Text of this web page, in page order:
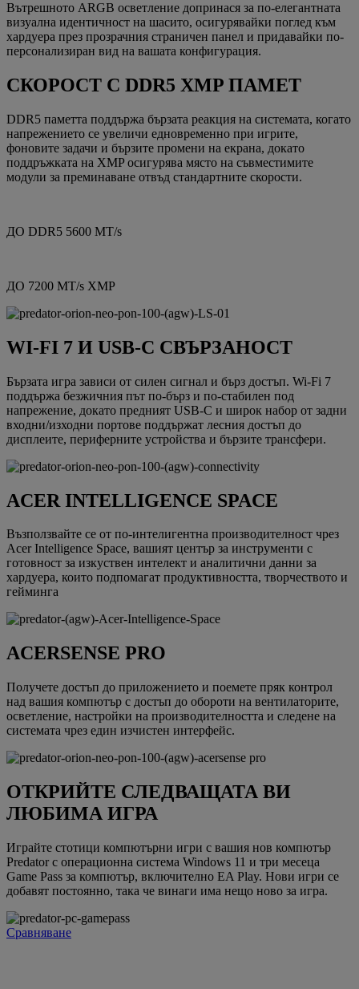
Вътрешното ARGB осветление допринася за по-елегантната
визуална идентичност на шасито, осигурявайки поглед към
хардуера през прозрачния страничен панел и придавайки по-
персонализиран вид на вашата конфигурация.
СКОРОСТ С DDR5 XMP ПАМЕТ
DDR5 паметта поддържа бързата реакция на системата, когато
напрежението се увеличи едновременно при игрите,
фоновите задачи и бързите промени на екрана, докато
поддръжката на XMP осигурява място на съвместимите
модули за преминаване отвъд стандартните скорости.
ДО DDR5 5600 MT/s
ДО 7200 MT/s XMP
WI-FI 7 И USB-C СВЪРЗАНОСТ
Бързата игра зависи от силен сигнал и бърз достъп. Wi-Fi 7
поддържа безжичния път по-бърз и по-стабилен под
напрежение, докато предният USB-C и широк набор от задни
входни/изходни портове поддържат лесния достъп до
дисплеите, периферните устройства и бързите трансфери.
ACER INTELLIGENCE SPACE
Възползвайте се от по-интелигентна производителност чрез
Acer Intelligence Space, вашият център за инструменти с
готовност за изкуствен интелект и аналитични данни за
хардуера, които подпомагат продуктивността, творчеството и
гейминга
ACERSENSE PRO
Получете достъп до приложението и поемете пряк контрол
над вашия компютър с достъп до обороти на вентилаторите,
осветление, настройки на производителността и следене на
системата чрез един изчистен интерфейс.
ОТКРИЙТЕ СЛЕДВАЩАТА ВИ
ЛЮБИМА ИГРА
Играйте стотици компютърни игри с вашия нов компютър
Predator с операционна система Windows 11 и три месеца
Game Pass за компютър, включително EA Play. Нови игри се
добавят постоянно, така че винаги има нещо ново за игра.
Сравняване